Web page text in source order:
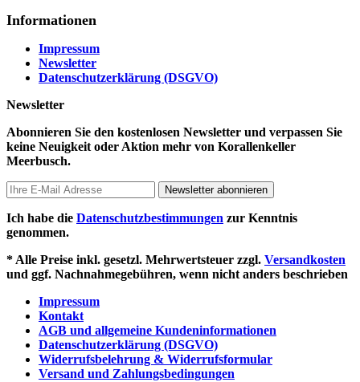
Informationen
Impressum
Newsletter
Datenschutzerklärung (DSGVO)
Newsletter
Abonnieren Sie den kostenlosen Newsletter und verpassen Sie
keine Neuigkeit oder Aktion mehr von Korallenkeller
Meerbusch.
Newsletter abonnieren
Ich habe die Datenschutzbestimmungen zur Kenntnis
genommen.
* Alle Preise inkl. gesetzl. Mehrwertsteuer zzgl. Versandkosten
und ggf. Nachnahmegebühren, wenn nicht anders beschrieben
Impressum
Kontakt
AGB und allgemeine Kundeninformationen
Datenschutzerklärung (DSGVO)
Widerrufsbelehrung & Widerrufsformular
Versand und Zahlungsbedingungen